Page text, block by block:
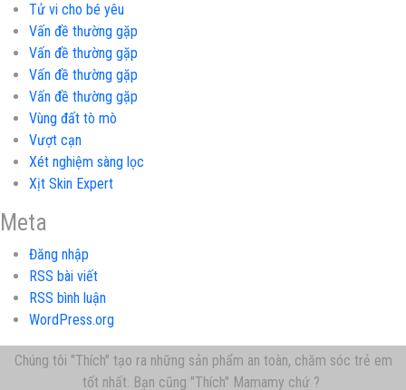
Tử vi cho bé yêu
Vấn đề thường gặp
Vấn đề thường gặp
Vấn đề thường gặp
Vấn đề thường gặp
Vùng đất tò mò
Vượt cạn
Xét nghiệm sàng lọc
Xịt Skin Expert
Meta
Đăng nhập
RSS bài viết
RSS bình luận
WordPress.org
Chúng tôi "Thích" tạo ra những sản phẩm an toàn, chăm sóc trẻ em
tốt nhất. Bạn cũng "Thích" Mamamy chứ ?